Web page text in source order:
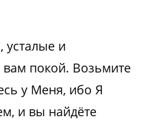
усталые и
покой. Возьмите
у Меня, ибо Я
и вы найдёте